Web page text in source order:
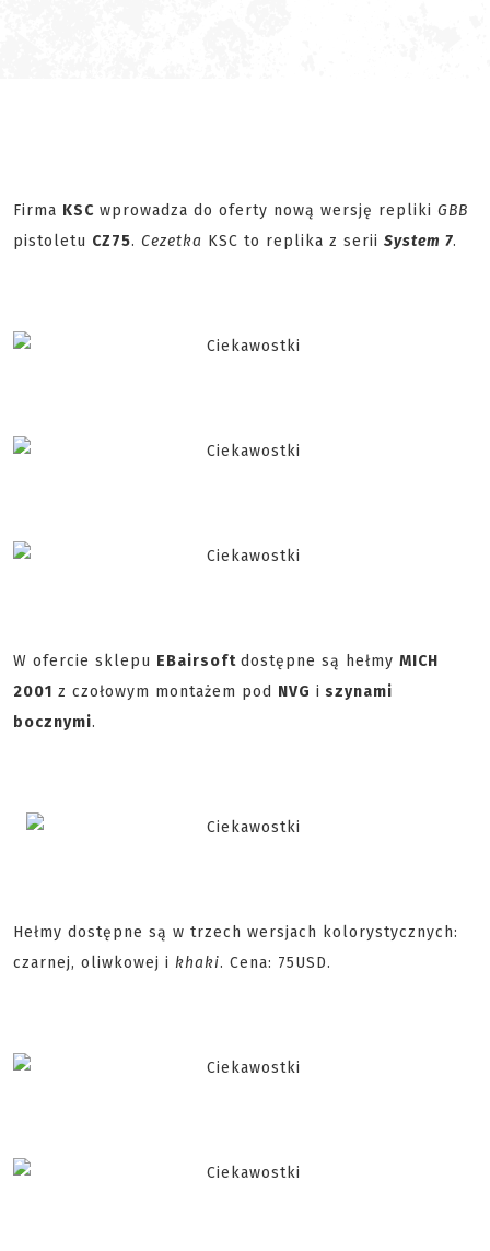
Firma KSC wprowadza do oferty nową wersję repliki GBB
pistoletu CZ75. Cezetka KSC to replika z serii System 7.
W ofercie sklepu EBairsoft dostępne są hełmy MICH
2001 z czołowym montażem pod NVG i szynami
bocznymi.
Hełmy dostępne są w trzech wersjach kolorystycznych:
czarnej, oliwkowej i khaki. Cena: 75USD.